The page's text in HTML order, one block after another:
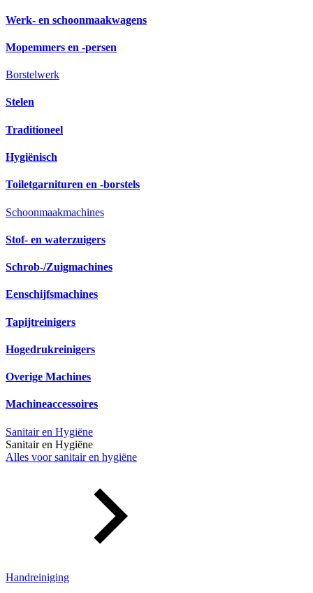
Werk- en schoonmaakwagens
Mopemmers en -persen
Borstelwerk
Stelen
Traditioneel
Hygiënisch
Toiletgarnituren en -borstels
Schoonmaakmachines
Stof- en waterzuigers
Schrob-/Zuigmachines
Eenschijfsmachines
Tapijtreinigers
Hogedrukreinigers
Overige Machines
Machineaccessoires
Sanitair en Hygiëne
Sanitair en Hygiëne
Alles voor sanitair en hygiëne
Handreiniging